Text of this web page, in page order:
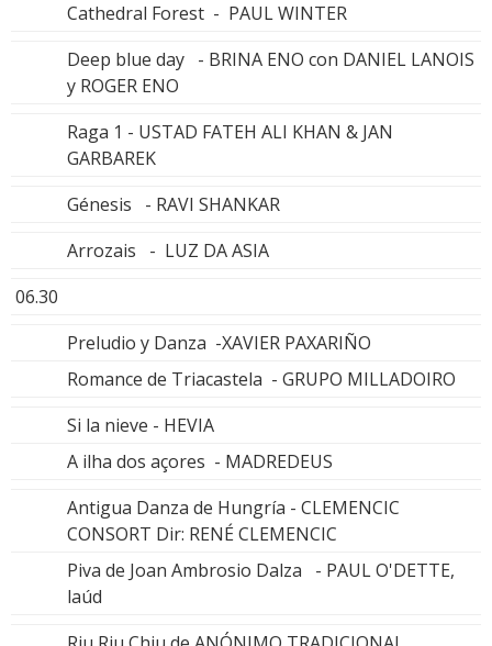
Cathedral Forest - PAUL WINTER
Deep blue day - BRINA ENO con DANIEL LANOIS
y ROGER ENO
Raga 1 - USTAD FATEH ALI KHAN & JAN
GARBAREK
Génesis - RAVI SHANKAR
Arrozais - LUZ DA ASIA
06.30
Preludio y Danza -XAVIER PAXARIÑO
Romance de Triacastela - GRUPO MILLADOIRO
Si la nieve - HEVIA
A ilha dos açores - MADREDEUS
Antigua Danza de Hungría - CLEMENCIC
CONSORT Dir: RENÉ CLEMENCIC
Piva de Joan Ambrosio Dalza - PAUL O'DETTE,
laúd